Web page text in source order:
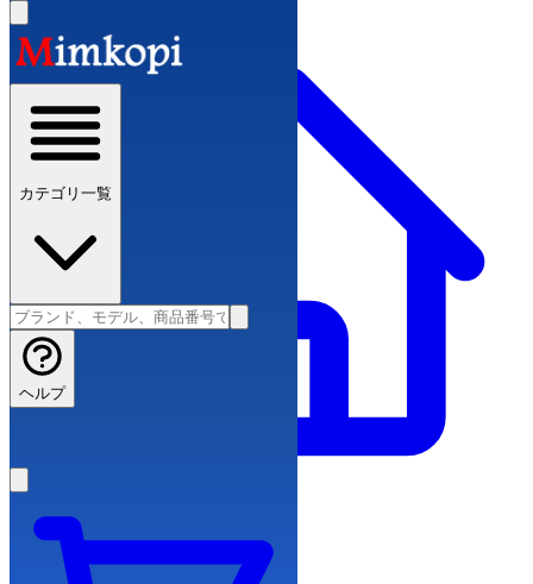
カテゴリ一覧
ヘルプ